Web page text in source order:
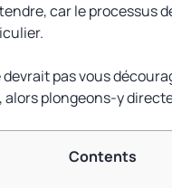
car le processus
devrait pas vous
alors plongeons-y
Contents